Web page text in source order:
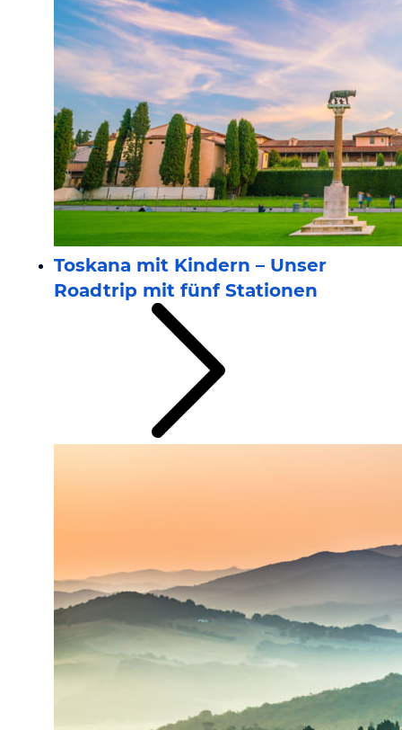
Toskana mit Kindern – Unser
Roadtrip mit fünf Stationen